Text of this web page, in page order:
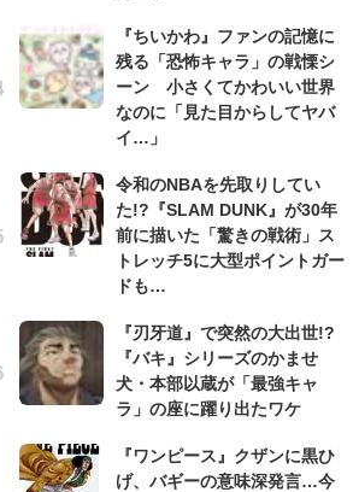
『ちいかわ』ファンの記憶に
残る「恐怖キャラ」の戦慄シ
ーン 小さくてかわいい世界
なのに「見た目からしてヤバ
イ…」
令和のNBAを先取りしてい
た!?『SLAM DUNK』が30年
前に描いた「驚きの戦術」ス
トレッチ5に大型ポイントガー
ドも…
『刃牙道』で突然の大出世!?
『バキ』シリーズのかませ
犬・本部以蔵が「最強キャ
ラ」の座に躍り出たワケ
『ワンピース』クザンに黒ひ
げ、バギーの意味深発言…今